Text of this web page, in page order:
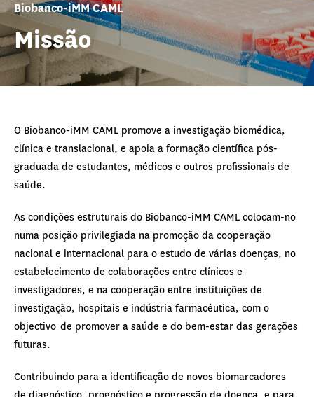
Biobanco-iMM CAML
Missão
O Biobanco-iMM CAML promove a investigação biomédica,
clínica e translacional, e apoia a formação científica pós-
graduada de estudantes, médicos e outros profissionais de
saúde.
As condições estruturais do Biobanco-iMM CAML colocam-no
numa posição privilegiada na promoção da cooperação
nacional e internacional para o estudo de várias doenças, no
estabelecimento de colaborações entre clínicos e
investigadores, e na cooperação entre instituições de
investigação, hospitais e indústria farmacêutica, com o
objectivo de promover a saúde e do bem-estar das gerações
futuras.
Contribuindo para a identificação de novos biomarcadores